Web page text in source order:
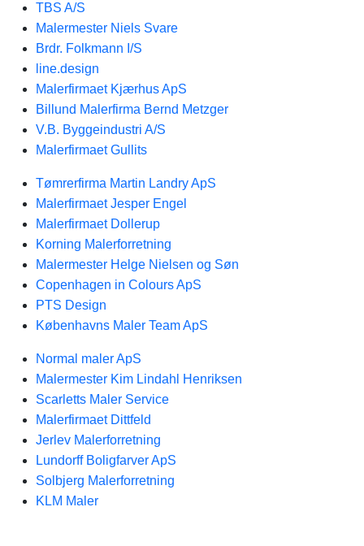
TBS A/S
Malermester Niels Svare
Brdr. Folkmann I/S
line.design
Malerfirmaet Kjærhus ApS
Billund Malerfirma Bernd Metzger
V.B. Byggeindustri A/S
Malerfirmaet Gullits
Tømrerfirma Martin Landry ApS
Malerfirmaet Jesper Engel
Malerfirmaet Dollerup
Korning Malerforretning
Malermester Helge Nielsen og Søn
Copenhagen in Colours ApS
PTS Design
Københavns Maler Team ApS
Normal maler ApS
Malermester Kim Lindahl Henriksen
Scarletts Maler Service
Malerfirmaet Dittfeld
Jerlev Malerforretning
Lundorff Boligfarver ApS
Solbjerg Malerforretning
KLM Maler